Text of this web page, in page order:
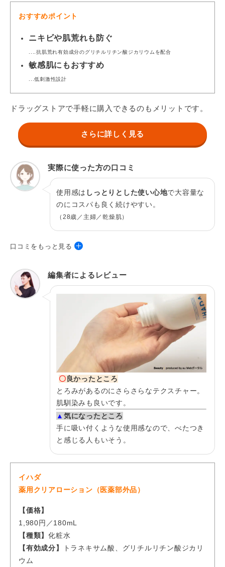
おすすめポイント
ニキビや肌荒れも防ぐ
....抗肌荒れ有効成分のグリチルリチン酸ジカリウムを配合
敏感肌にもおすすめ
...低刺激性設計
ドラッグストアで手軽に購入できるのもメリットです。
さらに詳しく見る
実際に使った方の口コミ
使用感は しっとりとした使い心地で大容量な
のにコスパも良く続けやすい。
（28歳／主婦／乾燥肌）
口コミをもっと見る
トアには必ずある商品なので肌トラブルがあ
った時にすぐ購入できるのが有り難いです。
23歳／保育士／敏感肌
匂いやべたつきもなく使いやすいです。脂性
肌の方は夏の暑い時はべたっとしてしまうか
もしれないです。ただ、気に入っているので
リピ予定です！
編集者によるレビュー
〇良かったところ
とろみがあるのにさらさらなテクスチャー。
肌馴染みも良いです。
▲ 気になったところ
手に吸い付くような使用感なので、べたつき
と感じる人もいそう。
イハダ
薬用クリアローション（医薬部外品）
【価格】
1,980円／180mL
【種類】 化粧水​​​​
【有効成分】
トラネキサム酸、グリチルリチン酸ジカリ
ウム